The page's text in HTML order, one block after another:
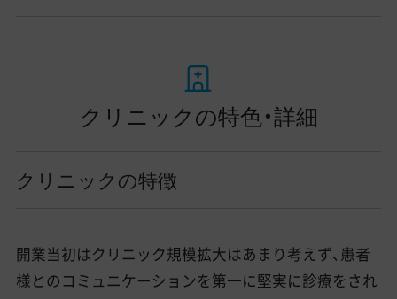
クリニックの特色・詳細
クリニックの特徴
開業当初はクリニック規模拡大はあまり考えず、患者
様とのコミュニケーションを第一に堅実に診療をされ